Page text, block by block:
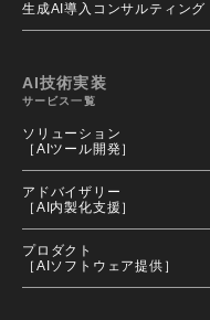
生成AI導入コンサルティング
AI技術実装
サービス一覧
ソリューション
［AIツール開発］
アドバイザリー
［AI内製化支援］
プロダクト
［AIソフトウェア提供］